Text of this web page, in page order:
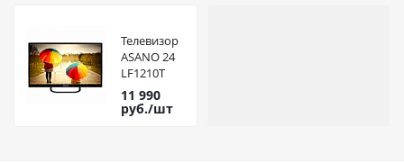
Телевизор
ASANO 24
LF1210T
11 990
руб./шт